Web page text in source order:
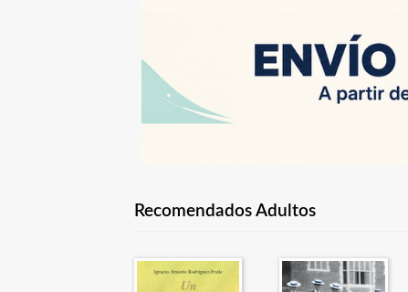
Recomendados Adultos